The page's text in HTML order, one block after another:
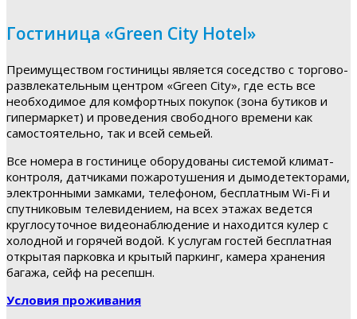
Гостиница «Green City Hotel»
Преимуществом гостиницы является соседство с торгово-
развлекательным центром «Green City», где есть все
необходимое для комфортных покупок (зона бутиков и
гипермаркет) и проведения свободного времени как
самостоятельно, так и всей семьей.
Все номера в гостинице оборудованы системой климат-
контроля, датчиками пожаротушения и дымодетекторами,
электронными замками, телефоном, бесплатным Wi-Fi и
спутниковым телевидением, на всех этажах ведется
круглосуточное видеонаблюдение и находится кулер с
холодной и горячей водой. К услугам гостей бесплатная
открытая парковка и крытый паркинг, камера хранения
багажа, сейф на ресепшн.
Условия проживания